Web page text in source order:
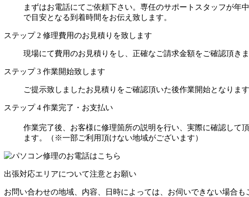
まずはお電話にてご依頼下さい。専任のサポートスタッフが
で目安となる到着時間をお伝え致します。
ステップ 2 修理費用のお見積りを致します
現場にて費用のお見積りをし、正確なご請求金額をご確認頂き
ステップ 3 作業開始致します
ご提示致しましたお見積りをご確認頂いた後作業開始となりま
ステップ 4 作業完了・お支払い
作業完了後、お客様に修理箇所の説明を行い、実際に確認して
ます。（※一部ご利用頂けない地域がございます）
出張対応エリアについて注意とお願い
お問い合わせの地域、内容、日時によっては、お伺いできない場合